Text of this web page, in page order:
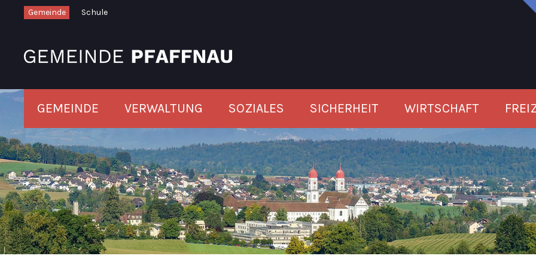
Navigieren in Pfaffnau
Schnellnavigation
Gemeinde Schule
Hauptnavigation
GEMEINDE VERWALTUNG SOZIALES SICHERHEIT WIRTSCHAFT